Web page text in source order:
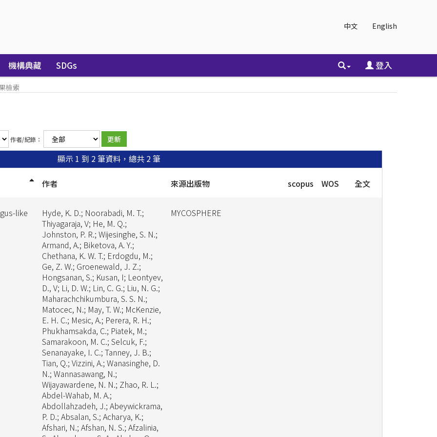
中文 English
機構典藏 SDGs 登入
檢索
作者/紀錄：
顯示 1 到 2 筆資料，總共 2 筆
作者 來源出版物 scopus WOS 全文
like
Hyde, K. D.; Noorabadi, M. T.;
Thiyagaraja, V; He, M. Q.;
Johnston, P. R.; Wijesinghe, S. N.;
Armand, A.; Biketova, A. Y.;
Chethana, K. W. T.; Erdogdu, M.;
Ge, Z. W.; Groenewald, J. Z.;
Hongsanan, S.; Kusan, I; Leontyev,
D., V; Li, D. W.; Lin, C. G.; Liu, N. G.;
Maharachchikumbura, S. S. N.;
Matocec, N.; May, T. W.; McKenzie,
E. H. C.; Mesic, A.; Perera, R. H.;
Phukhamsakda, C.; Piatek, M.;
Samarakoon, M. C.; Selcuk, F.;
Senanayake, I. C.; Tanney, J. B.;
Tian, Q.; Vizzini, A.; Wanasinghe, D.
N.; Wannasawang, N.;
Wijayawardene, N. N.; Zhao, R. L.;
Abdel-Wahab, M. A.;
Abdollahzadeh, J.; Abeywickrama,
P. D.; Absalan, S.; Acharya, K.;
Afshari, N.; Afshan, N. S.; Afzalinia,
MYCOSPHERE